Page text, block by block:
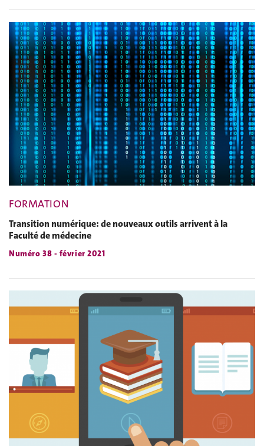
FORMATION
Transition numérique: de nouveaux outils arrivent à la
Faculté de médecine
Numéro 38 - février 2021